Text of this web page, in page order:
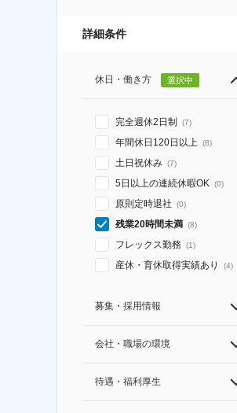
詳細条件
休日・働き方 選択中
完全週休2日制 (7)
年間休日120日以上 (8)
土日祝休み (7)
5日以上の連続休暇OK (0)
原則定時退社 (0)
残業20時間未満 (8)
フレックス勤務 (1)
産休・育休取得実績あり (4)
募集・採用情報
会社・職場の環境
待遇・福利厚生